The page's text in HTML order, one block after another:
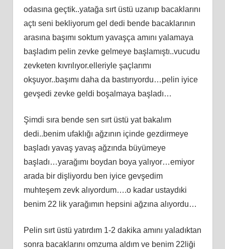
odasına geçtik..yatağa sırt üstü uzanıp bacaklarını
açtı seni bekliyorum gel dedi bende bacaklarının
arasına başımı soktum yavaşça amını yalamaya
başladım pelin zevke gelmeye başlamıştı..vucudu
zevketen kıvrılıyor.elleriyle şaçlarımı
okşuyor..başımı daha da bastırıyordu…pelin iyice
gevşedi zevke geldi boşalmaya başladı…
Şimdi sıra bende sen sırt üstü yat bakalım
dedi..benim ufaklığı ağzının içinde gezdirmeye
başladı yavaş yavaş ağzında büyümeye
başladı…yarağımı boydan boya yalıyor…emiyor
arada bir dişliyordu ben iyice gevşedim
muhteşem zevk alıyordum….o kadar ustaydıki
benim 22 lik yarağımın hepsini ağzına alıyordu…
Pelin sırt üstü yatırdım 1-2 dakika amını yaladıktan
sonra bacaklarını omzuma aldım ve benim 22liği